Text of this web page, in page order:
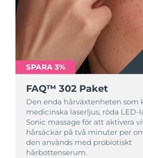
SPARA 3%
FAQ™ 302 Paket
Den enda hårväxtenheten som
medicinska laserljus, röda LED-
Sonic massage för att aktivera
hårsäckar på två minuter per
den används med probiotiskt
hårbottenserum.
Turkiet
Förenade
Arabemiraten
Storbritannien
USA
Uzbekistan
Vietnam